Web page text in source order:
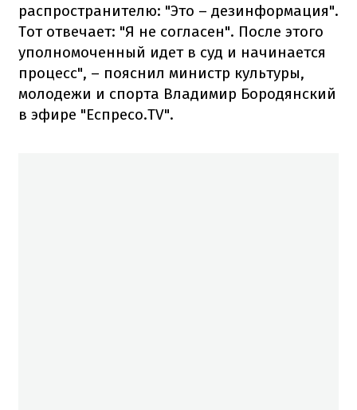
распространителю: "Это – дезинформация".
Тот отвечает: "Я не согласен". После этого
уполномоченный идет в суд и начинается
процесс", – пояснил министр культуры,
молодежи и спорта Владимир Бородянский
в эфире "Еспресо.TV".